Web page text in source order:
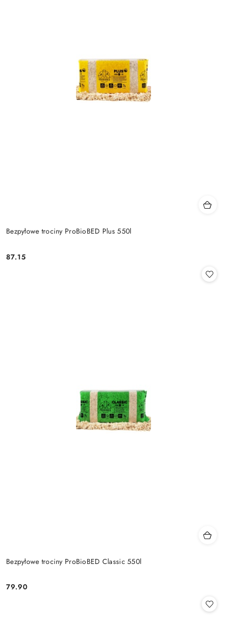
Bezpyłowe trociny ProBioBED Plus 550l
Cena:
87.15
Bezpyłowe trociny ProBioBED Classic 550l
Cena:
79.90